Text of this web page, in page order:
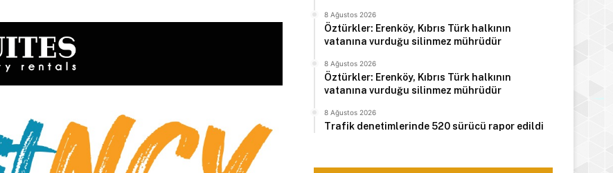
8 Ağustos 2026
Öztürkler: Erenköy, Kıbrıs Türk halkının
vatanına vurduğu silinmez mührüdür
8 Ağustos 2026
Öztürkler: Erenköy, Kıbrıs Türk halkının
vatanına vurduğu silinmez mührüdür
8 Ağustos 2026
Trafik denetimlerinde 520 sürücü rapor edildi